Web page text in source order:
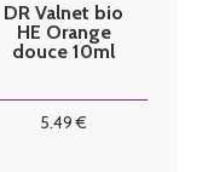
DR Valnet bio
HE Orange
douce 10ml
5.49 €